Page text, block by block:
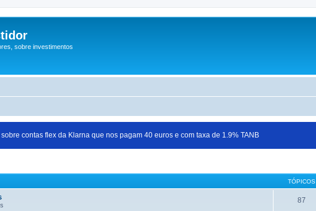
sobre investimentos
contas flex da Klarna que nos pagam 40 euros e com taxa de 1.9% TANB
TÓPICOS
87